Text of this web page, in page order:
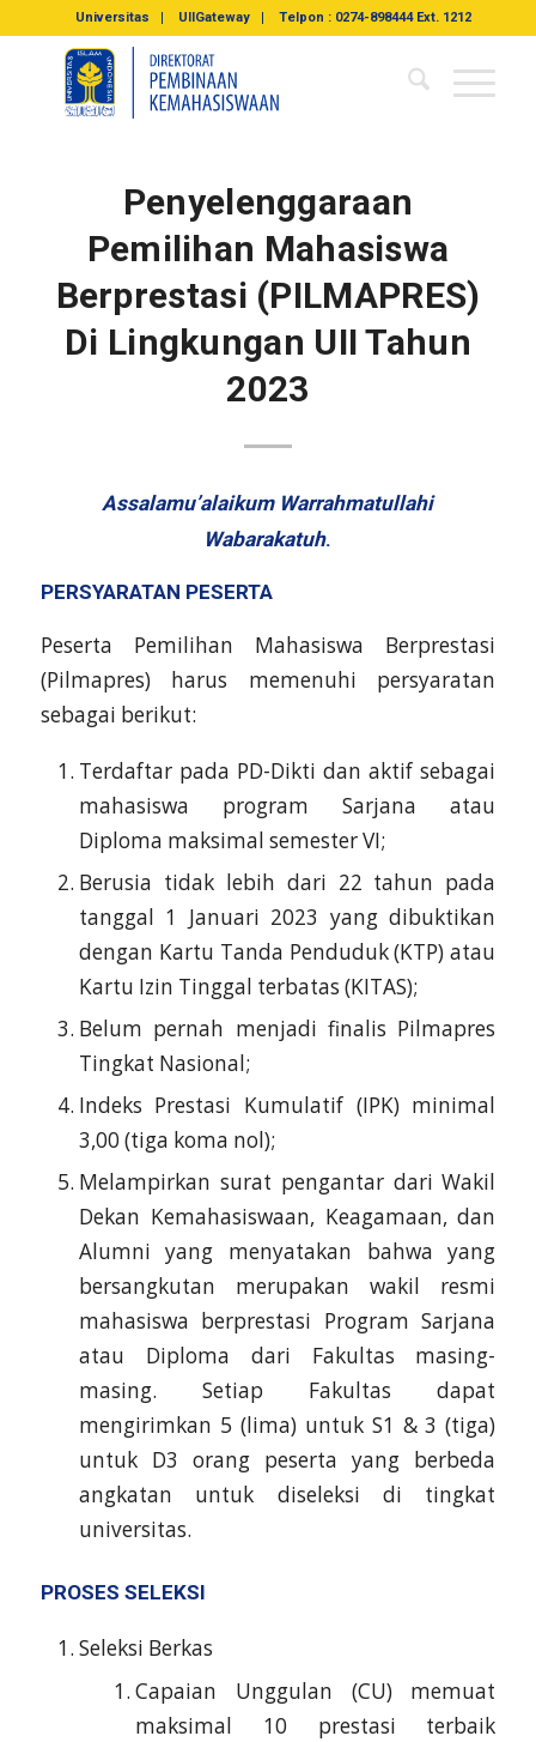
Universitas UIIGateway Telpon : 0274-898444 Ext. 1212
Penyelenggaraan
Pemilihan Mahasiswa
Berprestasi (PILMAPRES)
Di Lingkungan UII Tahun
2023
Assalamu’alaikum Warrahmatullahi
Wabarakatuh.
PERSYARATAN PESERTA
Peserta Pemilihan Mahasiswa Berprestasi
(Pilmapres) harus memenuhi persyaratan
sebagai berikut:
Terdaftar pada PD-Dikti dan aktif sebagai
mahasiswa program Sarjana atau
Diploma maksimal semester VI;
Berusia tidak lebih dari 22 tahun pada
tanggal 1 Januari 2023 yang dibuktikan
dengan Kartu Tanda Penduduk (KTP) atau
Kartu Izin Tinggal terbatas (KITAS);
Belum pernah menjadi finalis Pilmapres
Tingkat Nasional;
Indeks Prestasi Kumulatif (IPK) minimal
3,00 (tiga koma nol);
Melampirkan surat pengantar dari Wakil
Dekan Kemahasiswaan, Keagamaan, dan
Alumni yang menyatakan bahwa yang
bersangkutan merupakan wakil resmi
mahasiswa berprestasi Program Sarjana
atau Diploma dari Fakultas masing-
masing. Setiap Fakultas dapat
mengirimkan 5 (lima) untuk S1 & 3 (tiga)
untuk D3 orang peserta yang berbeda
angkatan untuk diseleksi di tingkat
universitas.
PROSES SELEKSI
Seleksi Berkas
Capaian Unggulan (CU) memuat
maksimal 10 prestasi terbaik